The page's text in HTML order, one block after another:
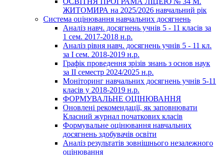
ЖИТОМИРА на 2025/2026 навчальний рік
Система оцінювання навчальних досягнень
Аналіз навч. досягнень учнів 5 - 11 класів за
1 сем. 2017-2018 н.р.
Аналіз рівня навч. досягнень учнів 5 - 11 кл.
за І сем. 2018-2019 н.р.
Графік проведення зрізів знань з основ наук
за ІІ семестр 2024/2025 н.р.
Моніторинг навчальних досягнень учнів 5-11
класів у 2018-2019 н.р.
ФОРМУВАЛЬНЕ ОЦІНЮВАННЯ
Оновлені рекомендації, як заповнювати
Класний журнал початкових класів
Формувальне оцінювання навчальних
досягнень здобувачів освіти
Аналіз результатів зовнішнього незалежного
оцінювання